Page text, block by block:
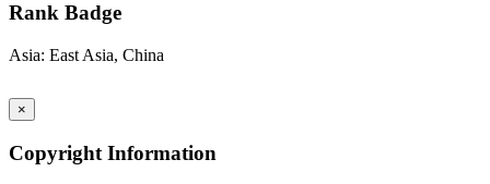
Rank Badge
Asia: East Asia, China
×
Copyright Information